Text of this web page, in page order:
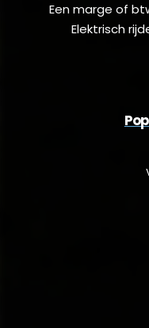
Een marge of
Elektrisch